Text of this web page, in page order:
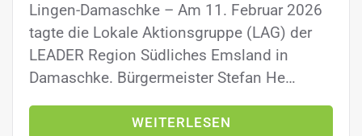
Lingen-Damaschke – Am 11. Februar 2026
tagte die Lokale Aktionsgruppe (LAG) der
LEADER Region Südliches Emsland in
Damaschke. Bürgermeister Stefan He…
WEITERLESEN